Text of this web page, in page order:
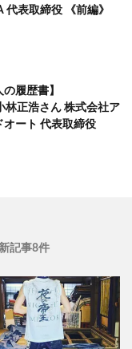
代表取締役 《前編》
の履歴書】
林正浩さん 株式会社ア
オート 代表取締役
記事8件